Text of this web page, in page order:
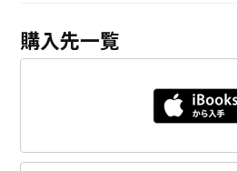
購入先一覧